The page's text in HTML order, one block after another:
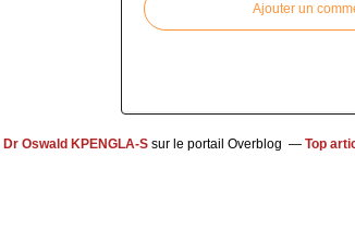
Ajouter un
Dr Oswald KPENGLA-S sur le portail Overblog Top